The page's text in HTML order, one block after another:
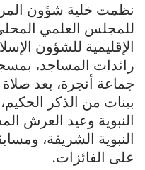
نظمت خلية شؤون
للمجلس العلمي
الإقليمية للشؤون
رائدات المساجد،
جماعة أنجرة، بعد صلاة
بينات من الذكر
النبوية وعيد العرش
النبوية الشريفة،
على الفائزات.